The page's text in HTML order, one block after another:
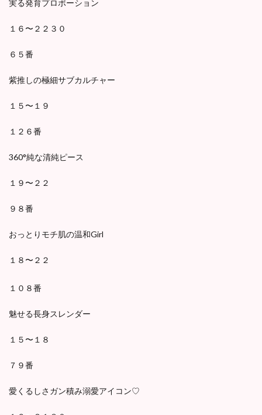
実る発育プロポーション
１６〜２２３０
６５番
紫推しの極細サブカルチャー
１５〜１９
１２６番
360°純な清純ピース
１９〜２２
９８番
おっとりモチ肌の温和Girl
１８〜２２
１０８番
魅せる長身スレンダー
１５〜１８
７９番
愛くるしさガン積み溺愛アイコン♡